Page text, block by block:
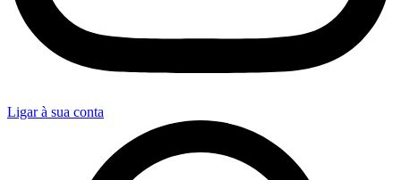
Ligar à sua conta